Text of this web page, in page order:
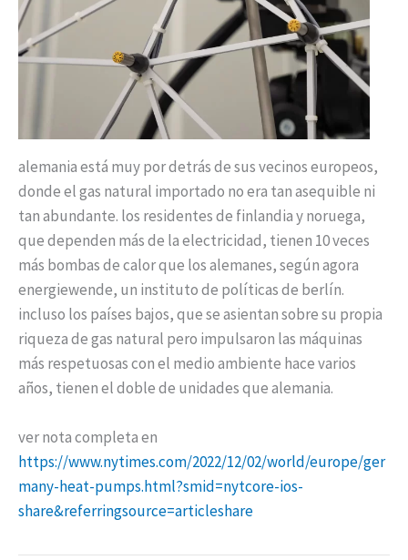
alemania está muy por detrás de sus vecinos europeos,
donde el gas natural importado no era tan asequible ni
tan abundante. los residentes de finlandia y noruega,
que dependen más de la electricidad, tienen 10 veces
más bombas de calor que los alemanes, según agora
energiewende, un instituto de políticas de berlín.
incluso los países bajos, que se asientan sobre su propia
riqueza de gas natural pero impulsaron las máquinas
más respetuosas con el medio ambiente hace varios
años, tienen el doble de unidades que alemania.
ver nota completa en
https://www.nytimes.com/2022/12/02/world/europe/ger
many-heat-pumps.html?smid=nytcore-ios-
share&referringsource=articleshare